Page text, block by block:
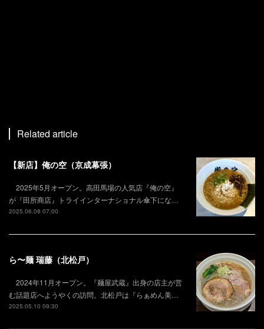
Related article
【新店】俺の空（京成幕張）
2025年5月オープン。高田馬場の人気店『俺の空』
が『田所商店』トライインターナショナル傘下にな…
2025.06.08 07:00
ら〜麺 瑞藤（北松戸）
2024年11月オープン。『麺屋武蔵』出身の店主が営
む話題店へようやくの訪問。北松戸は『らぁめん美…
2025.05.10 09:30